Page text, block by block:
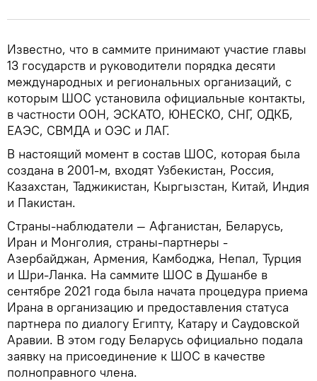
Известно, что в саммите принимают участие главы
13 государств и руководители порядка десяти
международных и региональных организаций, с
которым ШОС установила официальные контакты,
в частности ООН, ЭСКАТО, ЮНЕСКО, СНГ, ОДКБ,
ЕАЭС, СВМДА и ОЭС и ЛАГ.
В настоящий момент в состав ШОС, которая была
создана в 2001-м, входят Узбекистан, Россия,
Казахстан, Таджикистан, Кыргызстан, Китай, Индия
и Пакистан.
Страны-наблюдатели — Афганистан, Беларусь,
Иран и Монголия, страны-партнеры -
Азербайджан, Армения, Камбоджа, Непал, Турция
и Шри-Ланка. На саммите ШОС в Душанбе в
сентябре 2021 года была начата процедура приема
Ирана в организацию и предоставления статуса
партнера по диалогу Египту, Катару и Саудовской
Аравии. В этом году Беларусь официально подала
заявку на присоединение к ШОС в качестве
полноправного члена.